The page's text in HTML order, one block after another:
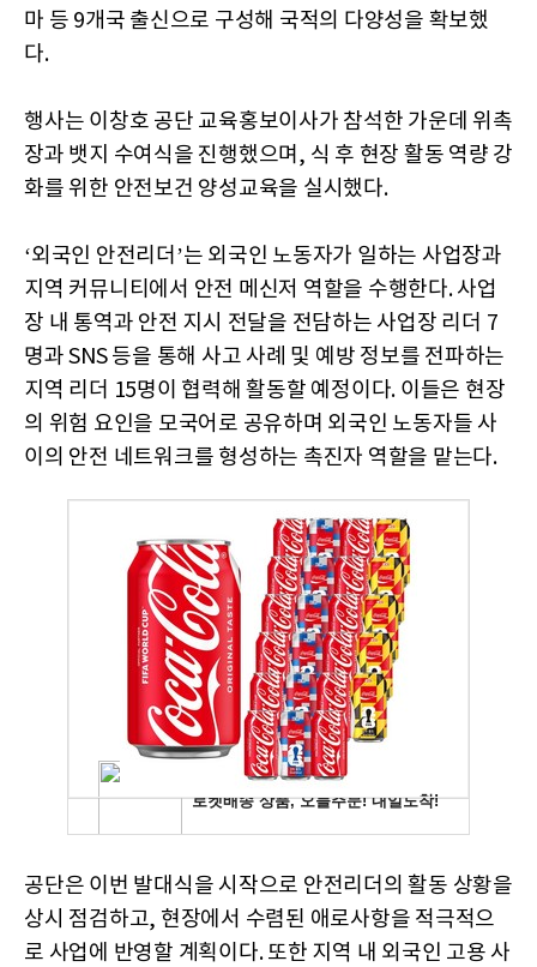
마 등 9개국 출신으로 구성해 국적의 다양성을 확보했
다.
행사는 이창호 공단 교육홍보이사가 참석한 가운데 위촉
장과 뱃지 수여식을 진행했으며, 식 후 현장 활동 역량 강
화를 위한 안전보건 양성교육을 실시했다.
‘외국인 안전리더’는 외국인 노동자가 일하는 사업장과
지역 커뮤니티에서 안전 메신저 역할을 수행한다. 사업
장 내 통역과 안전 지시 전달을 전담하는 사업장 리더 7
명과 SNS 등을 통해 사고 사례 및 예방 정보를 전파하는
지역 리더 15명이 협력해 활동할 예정이다. 이들은 현장
의 위험 요인을 모국어로 공유하며 외국인 노동자들 사
이의 안전 네트워크를 형성하는 촉진자 역할을 맡는다.
공단은 이번 발대식을 시작으로 안전리더의 활동 상황을
상시 점검하고, 현장에서 수렴된 애로사항을 적극적으
로 사업에 반영할 계획이다. 또한 지역 내 외국인 고용 사